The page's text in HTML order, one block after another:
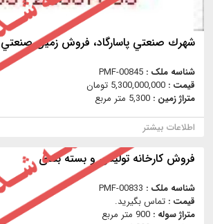
شهرك صنعتي پاسارگاد، فروش زمين صنعتي
شناسه ملک : PMF-00845
قیمت : 5,300,000,000 تومان
متراژ زمین : 5,300 متر مربع
اطلاعات بیشتر
فروش کارخانه تولیدی و بسته بندی
شناسه ملک : PMF-00833
قیمت : تماس بگیرید.
متراژ سوله : 900 متر مربع